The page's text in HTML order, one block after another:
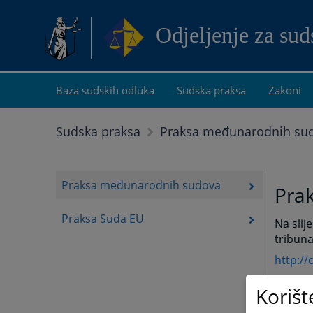
Odjeljenje za
Baza sudskih odluka Sudska praksa Zakoni
Sudska praksa Praksa međunarodnih
Praksa međunarodnih sudova
Praksa Suda EU
Na
http://
http://